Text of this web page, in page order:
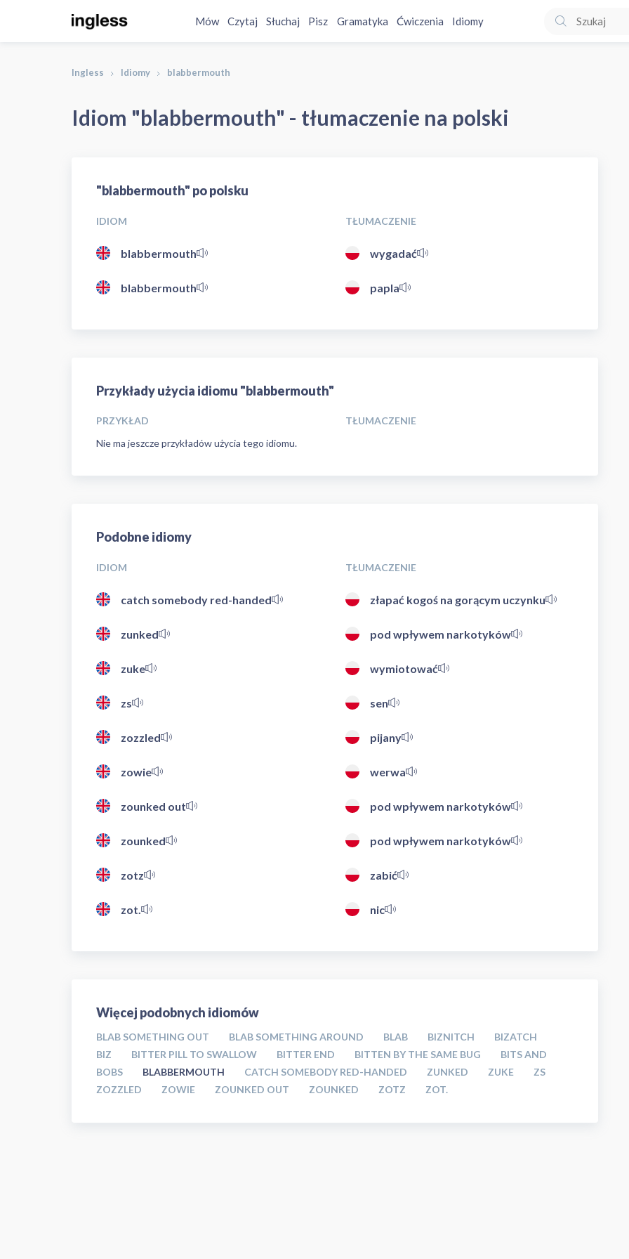
Mów Czytaj Słuchaj Pisz Gramatyka Ćwiczenia Idiomy
Ingless Idiomy blabbermouth
Idiom "blabbermouth" - tłumaczenie na polski
"blabbermouth" po polsku
IDIOM TŁUMACZENIE
blabbermouth wygadać
blabbermouth papla
Przykłady użycia idiomu "blabbermouth"
PRZYKŁAD
TŁUMACZENIE
Nie ma jeszcze przykładów użycia tego idiomu.
Podobne idiomy
IDIOM TŁUMACZENIE
catch somebody red-handed złapać kogoś na gorącym uczynku
zunked pod wpływem narkotyków
zuke wymiotować
zs sen
zozzled pijany
zowie werwa
zounked out pod wpływem narkotyków
zounked pod wpływem narkotyków
zotz zabić
zot. nic
Więcej podobnych idiomów
BLAB SOMETHING OUT BLAB SOMETHING AROUND BLAB BIZNITCH
BIZATCH
BIZ
BITTER PILL TO SWALLOW BITTER END BITTEN BY THE SAME BUG
BITS AND
BOBS
BLABBERMOUTH CATCH SOMEBODY RED-HANDED ZUNKED ZUKE
ZS
ZOZZLED
ZOWIE ZOUNKED OUT ZOUNKED ZOTZ ZOT.